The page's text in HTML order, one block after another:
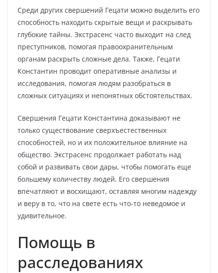
Среди других свершений Гецати можно выделить его
способность находить скрытые вещи и раскрывать
глубокие тайны. Экстрасенс часто выходит на след
преступников, помогая правоохранительным
органам раскрыть сложные дела. Также, Гецати
Константин проводит оперативные анализы и
исследования, помогая людям разобраться в
сложных ситуациях и непонятных обстоятельствах.
Свершения Гецати Константина доказывают не
только существование сверхъестественных
способностей, но и их положительное влияние на
общество. Экстрасенс продолжает работать над
собой и развивать свои дары, чтобы помогать еще
большему количеству людей. Его свершения
впечатляют и восхищают, оставляя многим надежду
и веру в то, что на свете есть что-то неведомое и
удивительное.
Помощь в
расследованиях